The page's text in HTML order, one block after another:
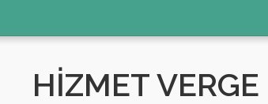
HIZMET VERGE